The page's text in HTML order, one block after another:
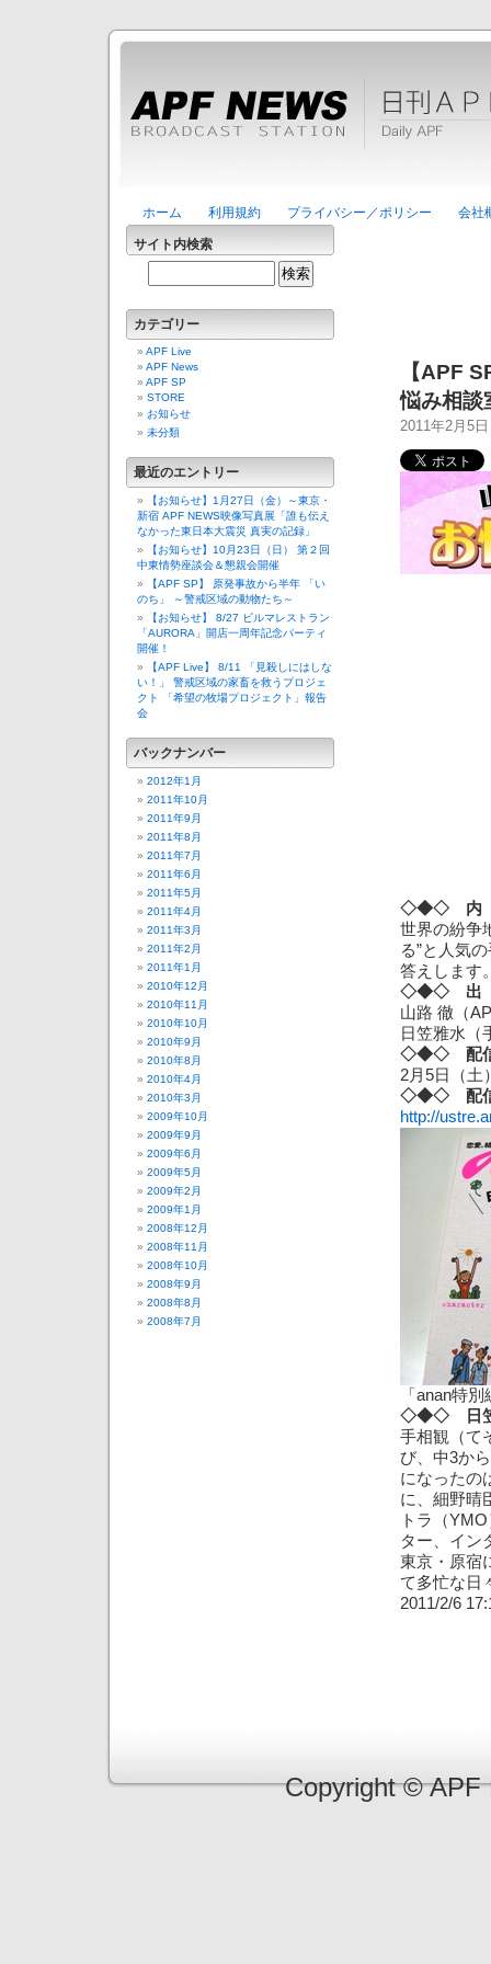
ホーム 利用規約 プライバシー／ポリシー 会社
【APF
悩み相談
2011年2月5
◇◆◇ 内
世界の紛争
る”と人気
答えします
◇◆◇ 出
山路 徹（
日笠雅水（
◇◆◇ 配
2月5日（土
◇◆◇ 配
http://
「anan特
◇◆◇ 日笠
手相観（て
び、中3か
になったの
に、細野晴
トラ（
ター、イン
東京・原宿
て多忙な日
2011/2/6
サイト内検索
カテゴリー
APF Live
APF News
APF SP
STORE
お知らせ
未分類
最近のエントリー
【お知らせ】1月27日（金）～東京・
新宿 APF NEWS映像写真展「誰も伝え
なかった東日本大震災 真実の記録」
【お知らせ】10月23日（日） 第２回
中東情勢座談会＆懇親会開催
【APF SP】 原発事故から半年 「い
のち」 ～警戒区域の動物たち～
【お知らせ】 8/27 ビルマレストラン
「AURORA」開店一周年記念パーティ
開催！
【APF Live】 8/11 「見殺しにはしな
い！」 警戒区域の家畜を救うプロジェ
クト 「希望の牧場プロジェクト」報告
会
バックナンバー
2012年1月
2011年10月
2011年9月
2011年8月
2011年7月
2011年6月
2011年5月
2011年4月
2011年3月
2011年2月
2011年1月
2010年12月
2010年11月
2010年10月
2010年9月
2010年8月
2010年4月
2010年3月
2009年10月
2009年9月
2009年6月
2009年5月
2009年2月
2009年1月
2008年12月
2008年11月
2008年10月
2008年9月
2008年8月
2008年7月
Copyright © APF